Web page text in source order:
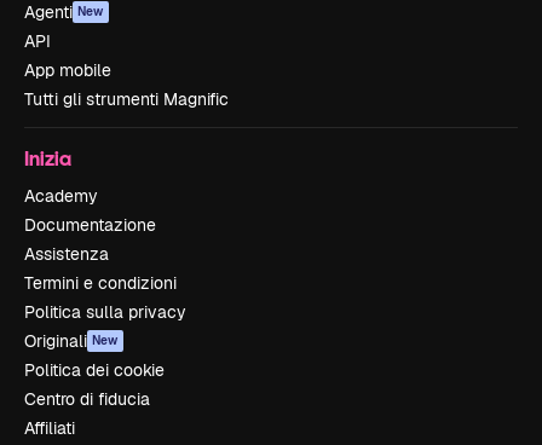
Agenti New
API
App mobile
Tutti gli strumenti Magnific
Inizia
Academy
Documentazione
Assistenza
Termini e condizioni
Politica sulla privacy
Originali New
Politica dei cookie
Centro di fiducia
Affiliati